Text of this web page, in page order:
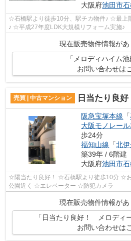
大阪府池田市
☆石橋駅より徒歩10分、駅チカ物件♪ ☆最上
♪ ☆平成27年度LDK大規模リフォーム実施♪
現在販売物件情報があ
「メロディハイム
お問い合わせは
売買 | 中古マンション 日当たり良好！
阪急宝塚本線 「
大阪モノレー
歩24分
福知山線 「北
築39年 / 6階建
大阪府池田市
☆陽当たり良好！ ☆石橋駅より徒歩10分 ☆
公園近く ☆エレベーター ☆防犯カメラ
現在販売物件情報があ
「日当たり良好！ メロディ
お問い合わせは